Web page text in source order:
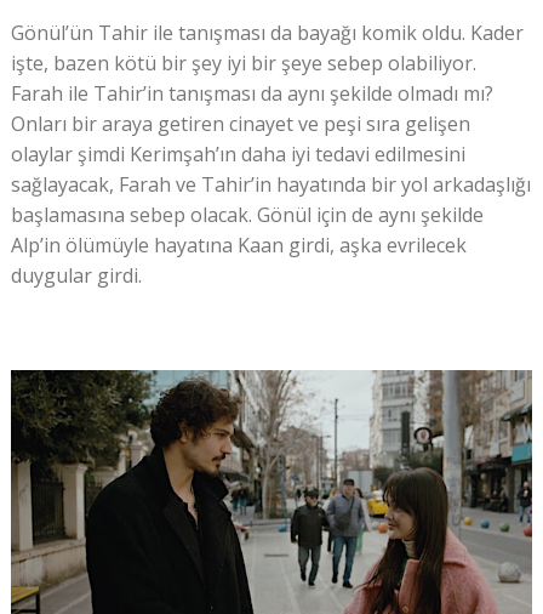
Gönül’ün Tahir ile tanışması da bayağı komik oldu. Kader
işte, bazen kötü bir şey iyi bir şeye sebep olabiliyor.
Farah ile Tahir’in tanışması da aynı şekilde olmadı mı?
Onları bir araya getiren cinayet ve peşi sıra gelişen
olaylar şimdi Kerimşah’ın daha iyi tedavi edilmesini
sağlayacak, Farah ve Tahir’in hayatında bir yol arkadaşlığı
başlamasına sebep olacak. Gönül için de aynı şekilde
Alp’in ölümüyle hayatına Kaan girdi, aşka evrilecek
duygular girdi.